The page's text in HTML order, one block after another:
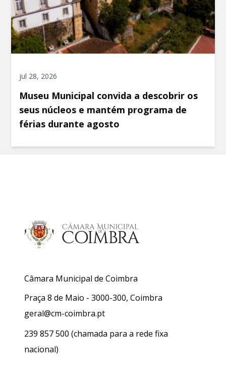
jul 28, 2026
Museu Municipal convida a descobrir os
seus núcleos e mantém programa de
férias durante agosto
Câmara Municipal de Coimbra
Praça 8 de Maio - 3000-300, Coimbra
geral@cm-coimbra.pt
239 857 500 (chamada para a rede fixa
nacional)